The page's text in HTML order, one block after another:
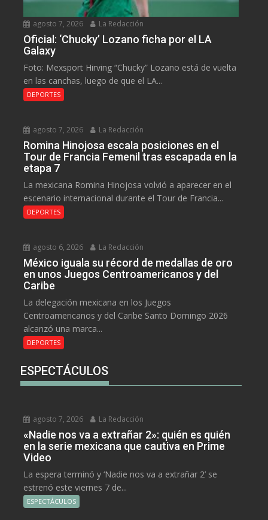
agosto 7, 2026 La Redacción
Oficial: ‘Chucky’ Lozano ficha por el LA
Galaxy
Foto: Mexsport Hirving “Chucky” Lozano está de vuelta
en las canchas, luego de que el LA...
DEPORTES
agosto 7, 2026 La Redacción
Romina Hinojosa escala posiciones en el
Tour de Francia Femenil tras escapada en la
etapa 7
La mexicana Romina Hinojosa volvió a aparecer en el
escenario internacional durante el Tour de Francia...
DEPORTES
agosto 6, 2026 La Redacción
México iguala su récord de medallas de oro
en unos Juegos Centroamericanos y del
Caribe
La delegación mexicana en los Juegos
Centroamericanos y del Caribe Santo Domingo 2026
alcanzó una marca...
DEPORTES
ESPECTÁCULOS
agosto 7, 2026 La Redacción
«Nadie nos va a extrañar 2»: quién es quién
en la serie mexicana que cautiva en Prime
Video
La espera terminó y ‘Nadie nos va a extrañar 2’ se
estrenó este viernes 7 de...
ESPECTÁCULOS